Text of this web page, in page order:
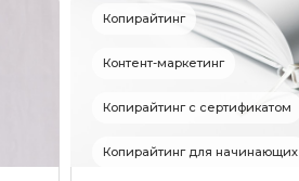
Копирайтинг
Контент-маркетинг
Копирайтинг с сертификатом
Копирайтинг для начинающих